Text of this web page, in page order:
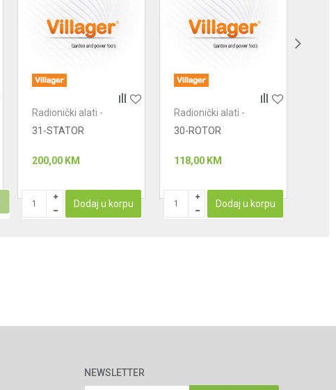
Radionički alati -
31-STATOR
200,00 KM
Dodaj u korpu
Radionički alati -
30-ROTOR
118,00 KM
Dodaj u korpu
NEWSLETTER